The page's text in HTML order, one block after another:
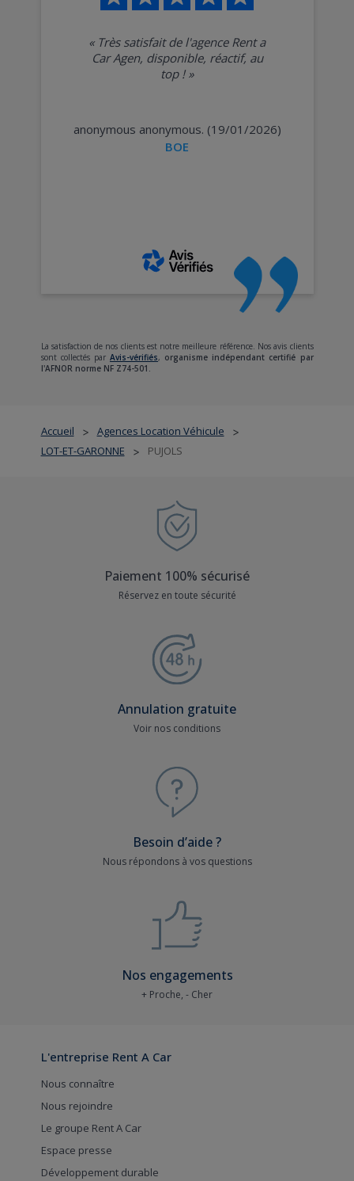
Accueil > Agences Location Véhicule >
LOT-ET-GARONNE > PUJOLS
« Très satisfait de l'agence Rent a
Car Agen, disponible, réactif, au
top !»
anonymous anonymous. (19/01/2026)
BOE
La satisfaction de nos clients est notre meilleure référence. Nos avis clients
sont collectés par Avis-vérifiés, organisme indépendant certifié par
l'AFNOR norme NF Z74-501.
Paiement 100% sécurisé
Réservez en toute sécurité
Annulation gratuite
Voir nos conditions
Besoin d’aide ?
Nous répondons à vos questions
Nos engagements
+ Proche, - Cher
L'entreprise Rent A Car
Nous connaître
Nous rejoindre
Le groupe Rent A Car
Espace presse
Développement durable